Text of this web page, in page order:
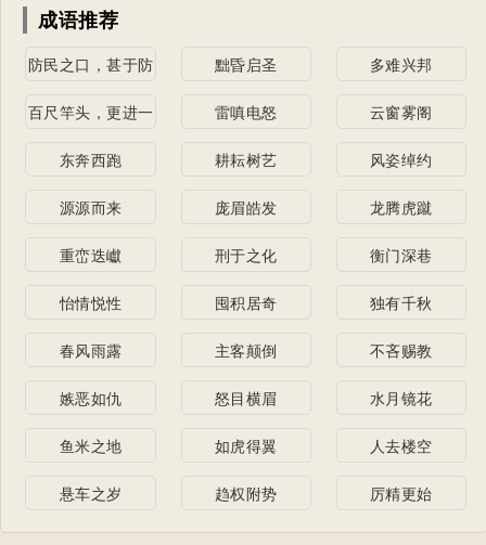
成语推荐
防民之口，甚于防
黜昏启圣 多难兴邦
百尺竿头，更进一
雷嗔电怒 云窗雾阁
东奔西跑 耕耘树艺 风姿绰约
源源而来 庞眉皓发 龙腾虎蹴
重峦迭巘 刑于之化 衡门深巷
怡情悦性 囤积居奇 独有千秋
春风雨露 主客颠倒 不吝赐教
嫉恶如仇 怒目横眉 水月镜花
鱼米之地 如虎得翼 人去楼空
悬车之岁 趋权附势 厉精更始